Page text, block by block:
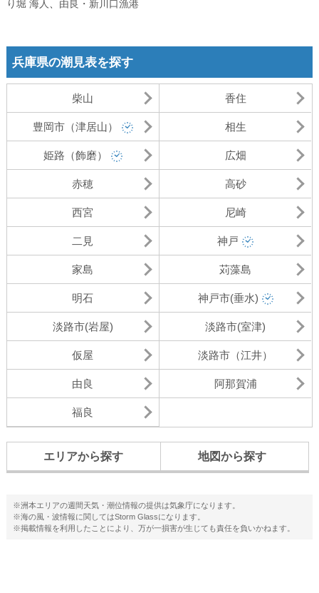
り堀 海人 由良・新川口漁港
兵庫県の潮見表を探す
柴山 香住
豊岡市（津居山） 相生
姫路（飾磨） 広畑
赤穂 高砂
西宮 尼崎
二見 神戸
家島 苅藻島
明石 神戸市(垂水)
淡路市(岩屋) 淡路市(室津)
仮屋 淡路市（江井）
由良 阿那賀浦
福良
エリアから探す 地図から探す
※洲本エリアの週間天気・潮位情報の提供は気象庁になります。
※海の風・波情報に関してはStorm Glassになります。
※掲載情報を利用したことにより、万が一損害が生じても責任を負いかねます。